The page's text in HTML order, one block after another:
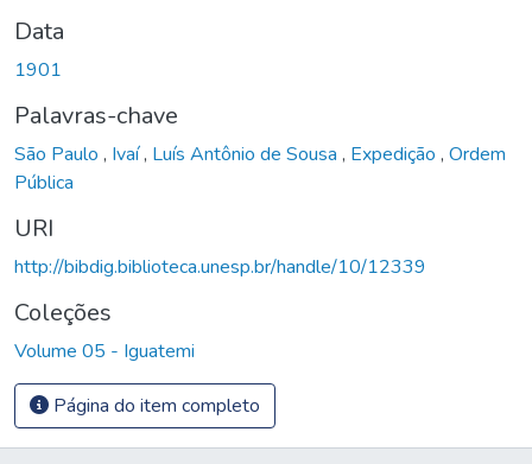
Data
1901
Palavras-chave
São Paulo , Ivaí, Luís Antônio de Sousa , Expedição , Ordem
Pública
URI
http://bibdig.biblioteca.unesp.br/handle/10/12339
Coleções
Volume 05 - Iguatemi
Página do item completo